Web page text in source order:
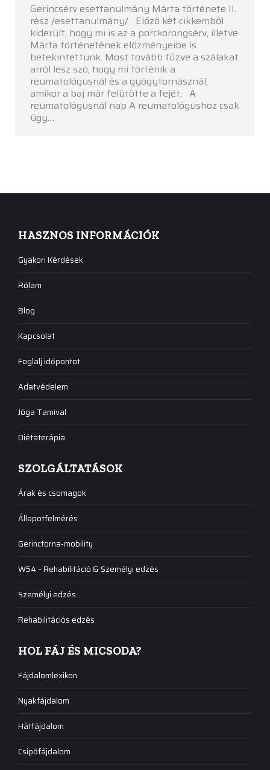
Gerincsérv esettanulmány Márta története II.
rész /esettanulmány/ Előző két cikkemből
kiderült, hogy mi is az a porckorongsérv, illetve
Márta történetének előzményeibe is
betekintettünk. Most tovább fűzve a szálakat
arról lesz szó, hogy mi történik a
reumatológusnál és a gyógytornásznál,
amikor a baj már felütötte a fejét. A
reumatológusnál nap A reumatológushoz csak
úgy…
HASZNOS INFORMÁCIÓK
Gyakori Kérdések
Rólam
Blog
Kapcsolat
Foglalj időpontot
Adatvédelem
Jóga Tamival
Diétaterápia
SZOLGÁLTATÁSOK
Árak és csomagok
Állapotfelmérés
Gerinctorna-mobility
W54 – Rehabilitáció & Személyi edzés
Személyi edzés
Rehabilitációs edzés
HOL FÁJ ÉS MICSODA?
Fájdalomlexikon
Nyakfájdalom
Hátfájdalom
Csípőfájdalom